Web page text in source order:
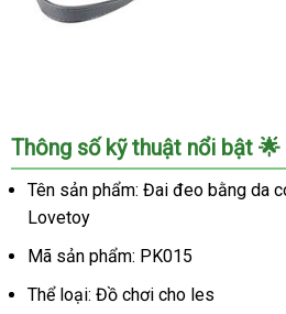
Đai
đeo
da
Lovetoy
lỗ
gắn
vật
Thông số kỹ thuật nổi bật 🌟
Tên sản phẩm: Đai đeo bằng da
Lovetoy
Mã sản phẩm: PK015
Thể loại: Đồ chơi cho les